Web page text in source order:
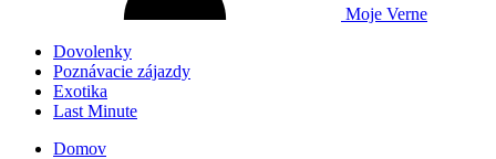
Moje Verne
Dovolenky
Poznávacie zájazdy
Exotika
Last Minute
Domov